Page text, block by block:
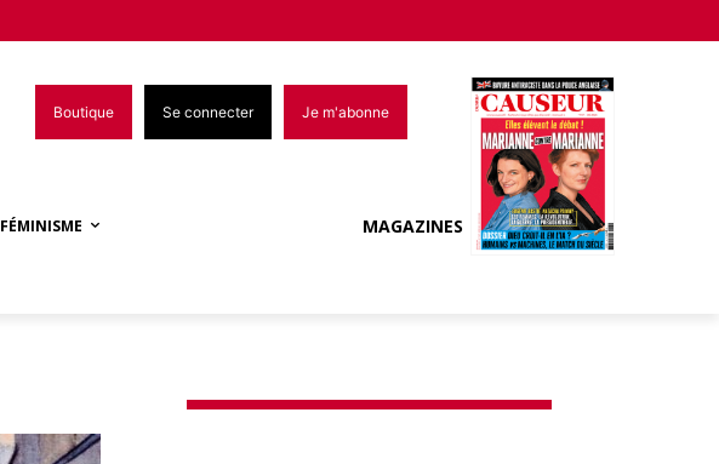
Boutique Se connecter Je m'abonne
FÉMINISME MAGAZINES